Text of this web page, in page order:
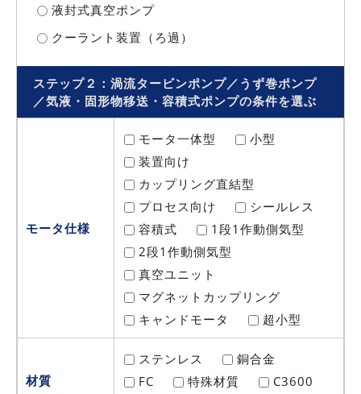
液封式真空ポンプ
クーラント装置（ろ過）
ステップ２：渦流タービンポンプ／うず巻ポンプ
／気液・固形物移送・容積式ポンプの条件を選ぶ
モータ仕様
モータ一体型
小型
装置向け
カップリング直結型
プロセス向け
シールレス
容積式
1段1作動側気型
2段1作動側気型
真空ユニット
マグネットカップリング
キャンドモータ
超小型
材質
ステンレス
銅合金
FC
特殊材質
C3600